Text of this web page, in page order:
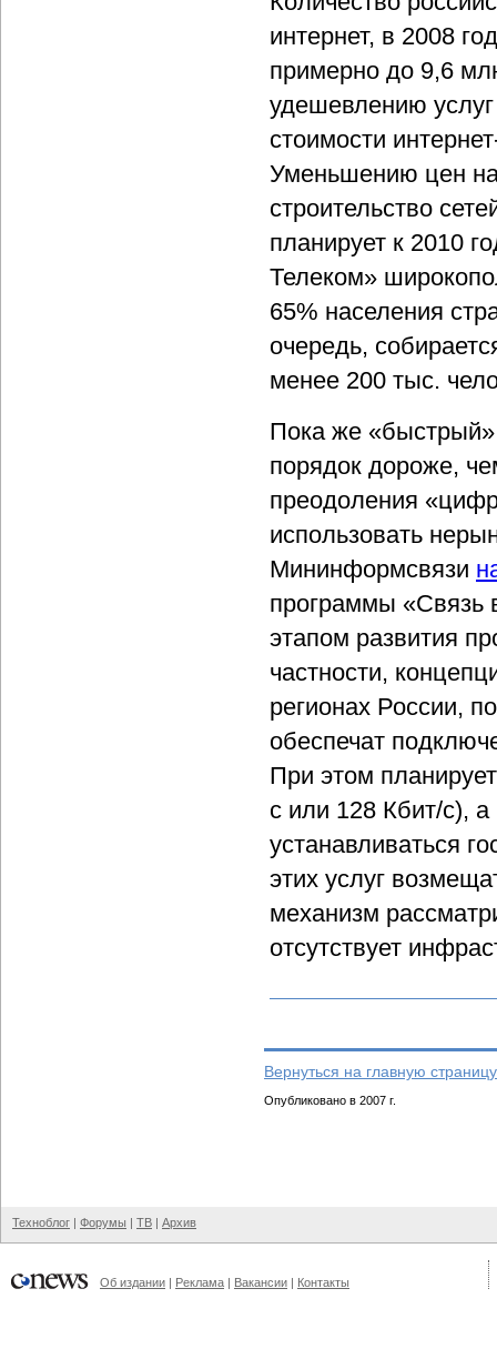
интернет, в 2008
примерно до 9,6
удешевлению
стоимости
Уменьшению цен на
строительство
планирует к 2010
Телеком»
65% населения
очередь,
менее 200 тыс.
Пока же «быстрый»
порядок дороже,
преодоления
использовать
Мининформсвязи
программы «Связь
этапом развития
частности,
регионах России,
обеспечат
При этом
с или 128 Кбит/с),
устанавливаться
этих услуг
механизм
отсутствует
Вернуться на главную
Опубликовано в 2007 г.
Техноблог | Форумы | ТВ | Архив
Об издании | Реклама | Вакансии | Контакты